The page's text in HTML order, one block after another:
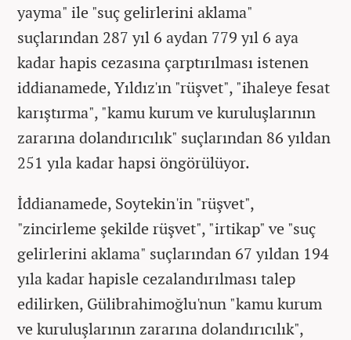
yayma" ile "suç gelirlerini aklama"
suçlarından 287 yıl 6 aydan 779 yıl 6 aya
kadar hapis cezasına çarptırılması istenen
iddianamede, Yıldız'ın "rüşvet", "ihaleye fesat
karıştırma", "kamu kurum ve kuruluşlarının
zararına dolandırıcılık" suçlarından 86 yıldan
251 yıla kadar hapsi öngörülüyor.
İddianamede, Soytekin'in "rüşvet",
"zincirleme şekilde rüşvet", "irtikap" ve "suç
gelirlerini aklama" suçlarından 67 yıldan 194
yıla kadar hapisle cezalandırılması talep
edilirken, Gülibrahimoğlu'nun "kamu kurum
ve kuruluşlarının zararına dolandırıcılık",